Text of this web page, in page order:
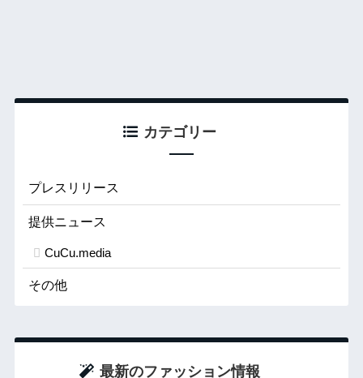
カテゴリー
プレスリリース
提供ニュース
CuCu.media
その他
最新のファッション情報